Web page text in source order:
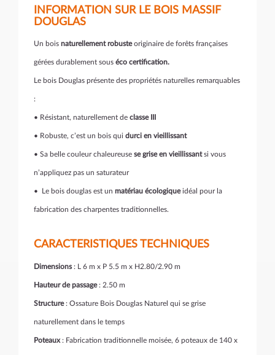
INFORMATION SUR LE BOIS MASSIF
DOUGLAS
Un bois naturellement robusteoriginaire de forêts françaises
gérées durablement sous éco certification.
Le bois Douglas présente des propriétés naturelles remarquables
:
• Résistant, naturellement de classe III
• Robuste, c’est un bois qui durci en vieillissant
• Sa belle couleur chaleureuse se grise en vieillissantsi vous
n’appliquez pas un saturateur
• Le bois douglas est un matériau écologiqueidéal pour la
fabrication des charpentes traditionnelles.
CARACTERISTIQUES TECHNIQUES
Dimensions: L 6 m x P 5.5 m x H2.80/2.90 m
Hauteur de passage: 2.50 m
Structure: Ossature Bois Douglas Naturel qui se grise
naturellement dans le temps
Poteaux: Fabrication traditionnelle moisée, 6 poteaux de 140 x